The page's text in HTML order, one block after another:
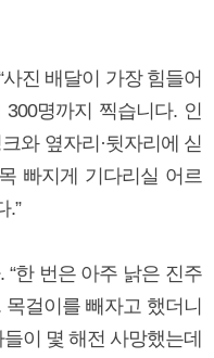
진 배달이 가장 힘들어
명까지 찍습니다. 인
와 옆자리·뒷자리에 싣
빠지게 기다리실 어르
.”
한 번은 아주 낡은 진주
걸이를 빼자고 했더니
이 몇 해전 사망했는데